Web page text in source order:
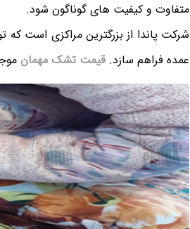
متفاوت و کیفیت های گوناگون شود.
شرکت پاندا از بزرگترین مراکزی است
عمده فراهم سازد. قیمت تشک مهمان